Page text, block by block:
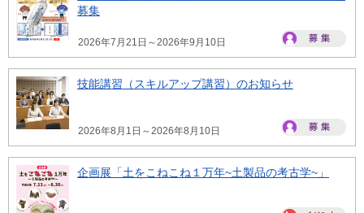
募集
2026年7月21日～2026年9月10日
技能講習（スキルアップ講習）のお知らせ
2026年8月1日～2026年8月10日
企画展「土をこねこね１万年~土製品の考古学~」